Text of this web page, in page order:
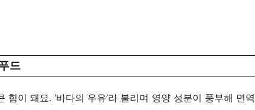
드
힘이 돼요. ‘바다의 우유’라 불리며 영양 성분이 풍부해 면역